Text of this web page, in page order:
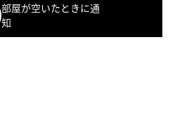
部屋が空いたときに通
知